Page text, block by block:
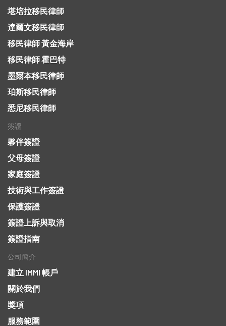
堪培拉移民律師
達爾文移民律師
移民律師 黃金海岸
移民律師 霍巴特
墨爾本移民律師
珀斯移民律師
悉尼移民律師
簽證
夥伴簽證
父母簽證
家庭簽證
技術與工作簽證
保護簽證
簽證上訴與取消
簽證指南
公司簡介
建立 IMMI 帳戶
關於我們
獎項
服務範圍